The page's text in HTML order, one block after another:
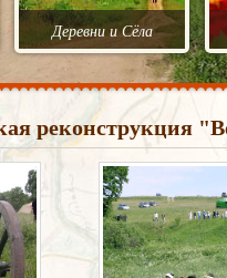
Деревни и Сёла
реконструкция